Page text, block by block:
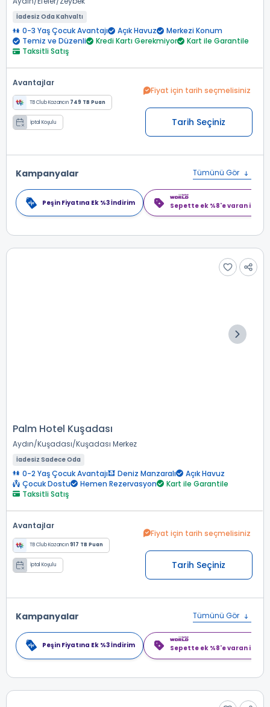
İadesiz Oda Kahvaltı
0-3 Yaş Çocuk Avantajı Açık Havuz
Merkezi Konum
Temiz ve Düzenli
Kredi Kartı Gerekmiyor
Kart ile Garantile
Taksitli Satış
Avantajlar
TB Club Kazancın 749 TB Puan
İptal Koşulu
Fiyat için tarih seçmelisiniz
Tarih Seçiniz
Kampanyalar Tümünü Gör
Peşin Fiyatına Ek %3 İndirim Sepette ek %8'e varan
Palm Hotel Kuşadası
Aydın Kuşadası Kuşadası Merkez
İadesiz Sadece Oda
0-2 Yaş Çocuk Avantajı Deniz Manzaralı
Açık Havuz
Çocuk Dostu
Hemen Rezervasyon
Kart ile Garantile
Taksitli Satış
Avantajlar
TB Club Kazancın917 TB Puan
İptal Koşulu
Fiyat için tarih seçmelisiniz
Tarih Seçiniz
Kampanyalar Tümünü Gör
Peşin Fiyatına Ek %3 İndirim Sepette ek %8'e varan